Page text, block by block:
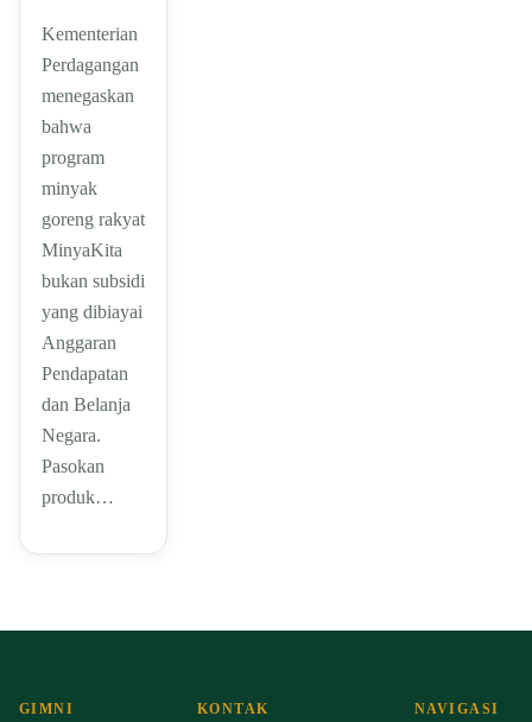
Kementerian
Perdagangan
menegaskan
bahwa
program
minyak
goreng rakyat
MinyaKita
bukan subsidi
yang dibiayai
Anggaran
Pendapatan
dan Belanja
Negara.
Pasokan
produk…
GIMNI KONTAK NAVIGASI